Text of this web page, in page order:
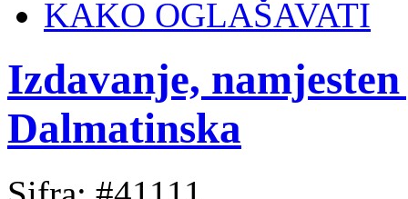
KAKO OGLAŠAVATI
Izdavanje,
Dalmatinska